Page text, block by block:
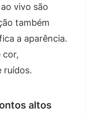
vivo são
também
a aparência.
cor,
ruídos.
altos